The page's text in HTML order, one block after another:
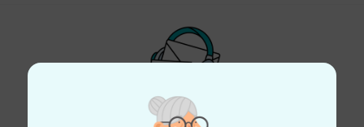
Thomann Newsletter